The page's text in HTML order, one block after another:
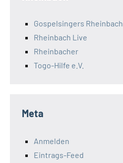
Gospelsingers Rheinbach
Rheinbach Live
Rheinbacher
Togo-Hilfe e.V.
Meta
Anmelden
Eintrags-Feed